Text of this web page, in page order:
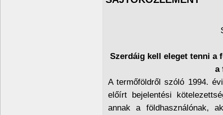
Szerdáig kell eleget tenni a
a
A termőföldről szóló 1994.
előírt bejelentési
annak a földhasználónak,